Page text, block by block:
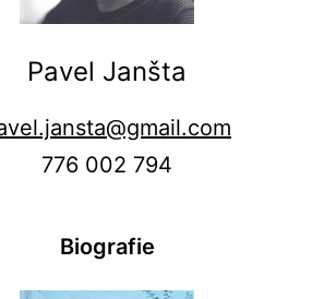
Pavel Janšta
776 002 794
Biografie